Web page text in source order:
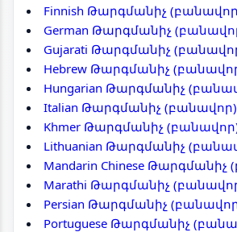
Finnish Թարգմանիչ
German Թարգմանիչ
Gujarati Թարգմանիչ
Hebrew Թարգմանիչ
Hungarian Թարգմանիչ
Italian Թարգմանիչ (բանավոր)
Khmer Թարգմանիչ
Lithuanian Թարգմանիչ
Mandarin Chinese
Marathi Թարգմանիչ
Persian Թարգմանիչ
Portuguese Թարգմանիչ